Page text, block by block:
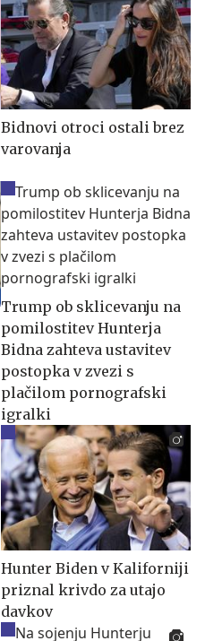
Bidnovi otroci ostali brez
varovanja
Trump ob sklicevanju na
pomilostitev Hunterja
Bidna zahteva ustavitev
postopka v zvezi s
plačilom pornografski
igralki
Hunter Biden v Kaliforniji
priznal krivdo za utajo
davkov